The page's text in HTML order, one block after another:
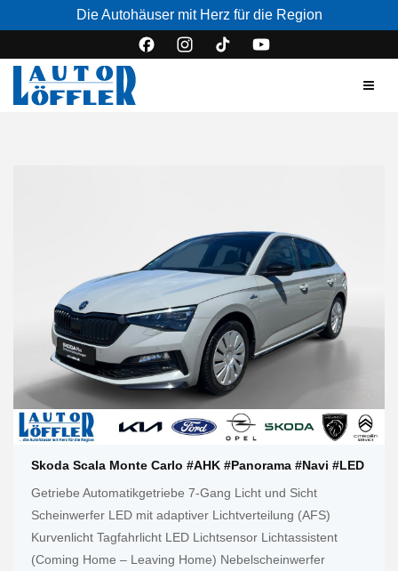
Die Autohäuser mit Herz für die Region
Skoda Scala Monte Carlo #AHK #Panorama #Navi #LED
Getriebe Automatikgetriebe 7-Gang Licht und Sicht
Scheinwerfer LED mit adaptiver Lichtverteilung (AFS)
Kurvenlicht Tagfahrlicht LED Lichtsensor Lichtassistent
(Coming Home – Leaving Home) Nebelscheinwerfer